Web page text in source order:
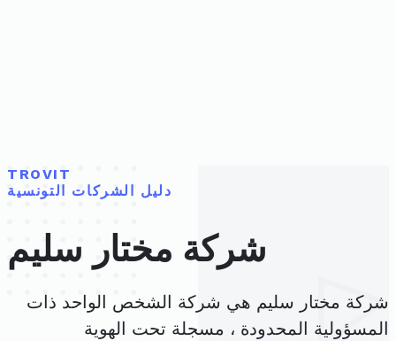
TROVIT
دليل الشركات التونسية
شركة مختار سليم
شركة مختار سليم هي شركة الشخص الواحد ذات
المسؤولية المحدودة ، مسجلة تحت الهوية